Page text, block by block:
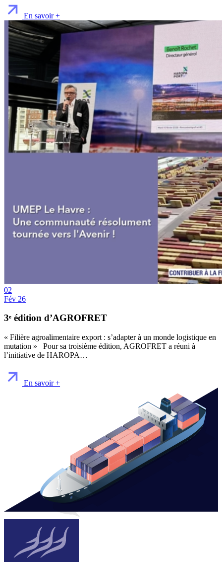
En savoir +
02
Fév 26
3ᵉ édition d’AGROFRET
« Filière agroalimentaire export : s’adapter à un monde logistique en
mutation » Pour sa troisième édition, AGROFRET a réuni à
l’initiative de HAROPA…
En savoir +